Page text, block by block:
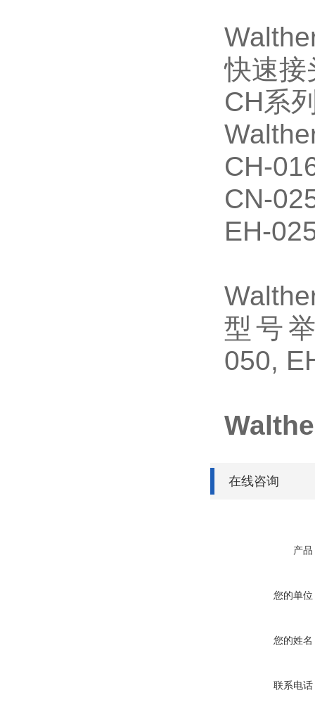
快速接
CH系
CH-
CN-
EH-
型号
050,
在线咨询
产品
您的单位
您的姓名
联系电话